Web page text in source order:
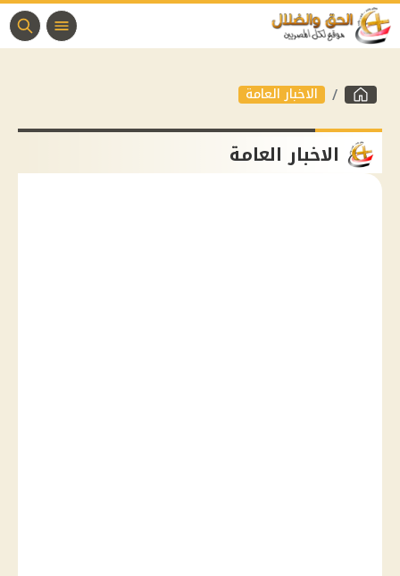
الاخبار العامة
الاخبار العامة